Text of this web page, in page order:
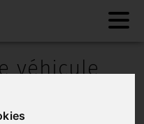
véhicule